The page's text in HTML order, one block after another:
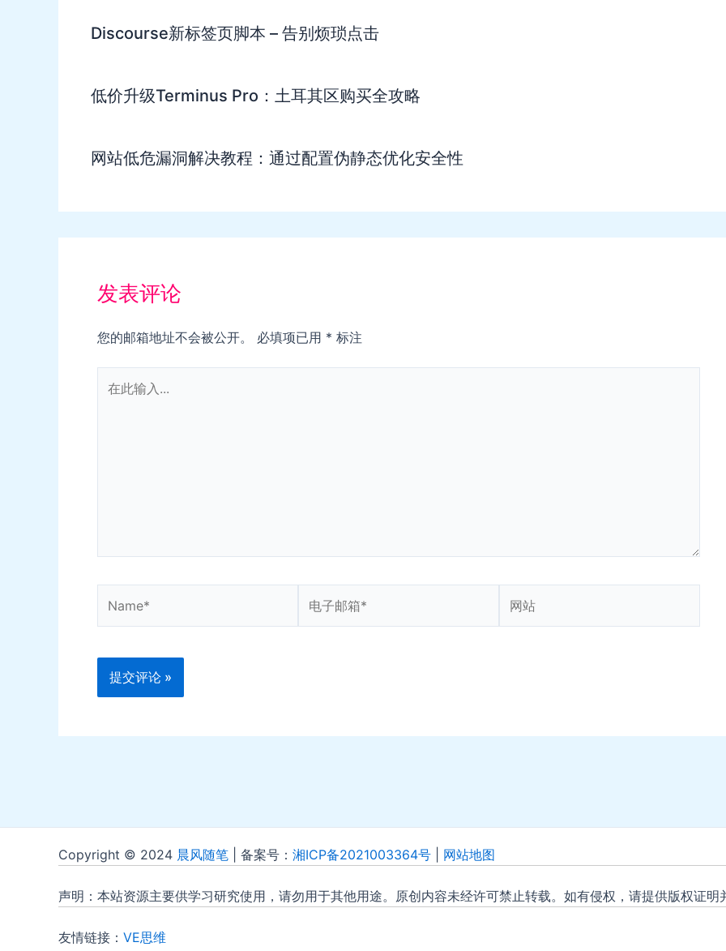
Discourse新标签页脚本 – 告别烦琐点击
低价升级Terminus Pro：土耳其区购买全攻略
网站低危漏洞解决教程：通过配置伪静态优化安全性
发表评论
您的邮箱地址不会被公开。 必填项已用 * 标注
子
站
Copyright © 2024 晨风随笔 | 备案号： 湘ICP备2021003364号 网站地图
声明：本站资源主要供学习研究使用，请勿用于其他用途。原创内容未经许可禁止转载。如有侵权，请提供版权证明
友情链接： VE思维